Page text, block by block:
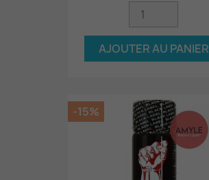
AJOUTER AU PANIER
-15%